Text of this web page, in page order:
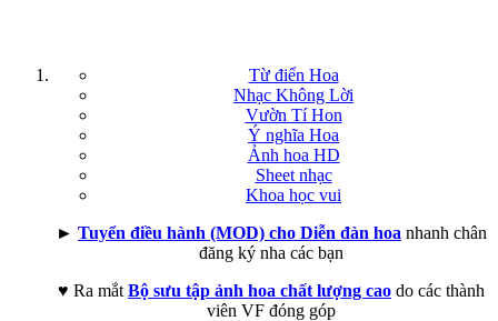
Từ điển Hoa
Nhạc Không Lời
Vườn Tí Hon
Ý nghĩa Hoa
Ảnh hoa HD
Sheet nhạc
Khoa học vui
► Tuyển điều hành (MOD) cho Diễn đàn hoa nhanh chân
đăng ký nha các bạn
♥ Ra mắt Bộ sưu tập ảnh hoa chất lượng cao do các thành
viên VF đóng góp